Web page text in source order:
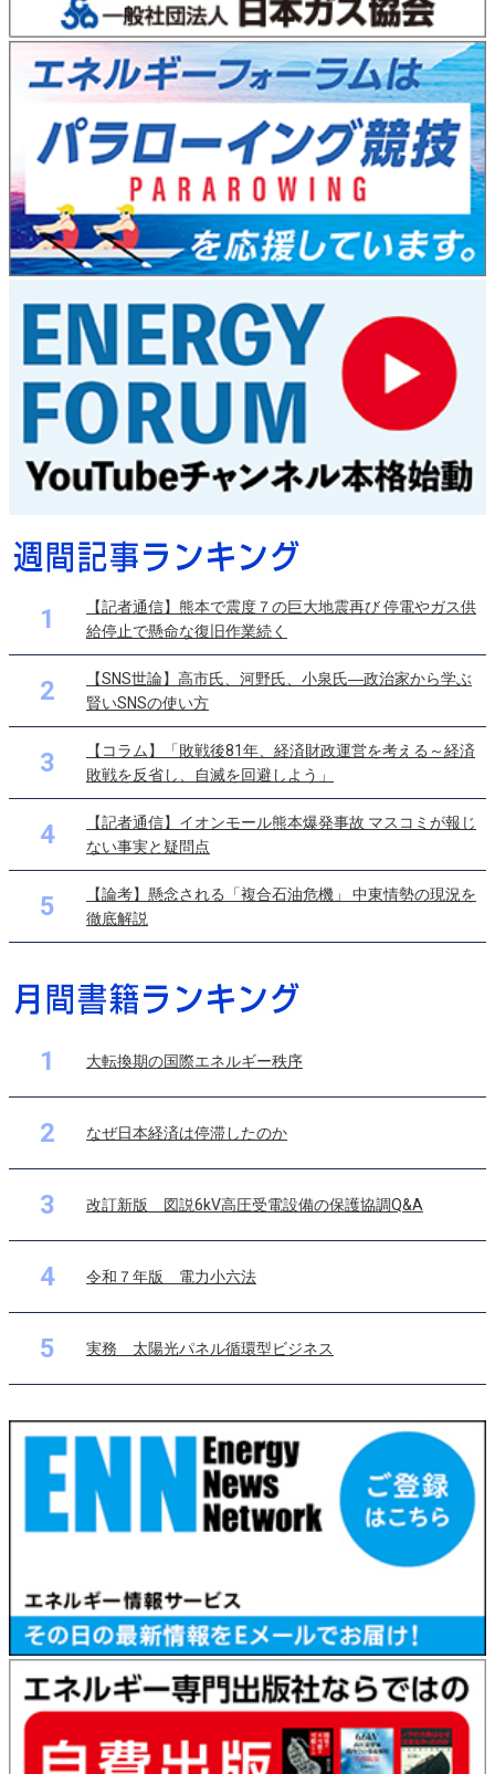
1
【記者通信】熊本で震度７の巨大地震再び 停電やガス供
給停止で懸命な復旧作業続く
2
【SNS世論】高市氏、河野氏、小泉氏―政治家から学ぶ
賢いSNSの使い方
3
【コラム】「敗戦後81年、経済財政運営を考える～経済
敗戦を反省し、自滅を回避しよう」
4
【記者通信】イオンモール熊本爆発事故 マスコミが報じ
ない事実と疑問点
5
【論考】懸念される「複合石油危機」 中東情勢の現況を
徹底解説
1 大転換期の国際エネルギー秩序
2 なぜ日本経済は停滞したのか
3 改訂新版 図説6kV高圧受電設備の保護協調Q&A
4 令和７年版 電力小六法
5 実務 太陽光パネル循環型ビジネス